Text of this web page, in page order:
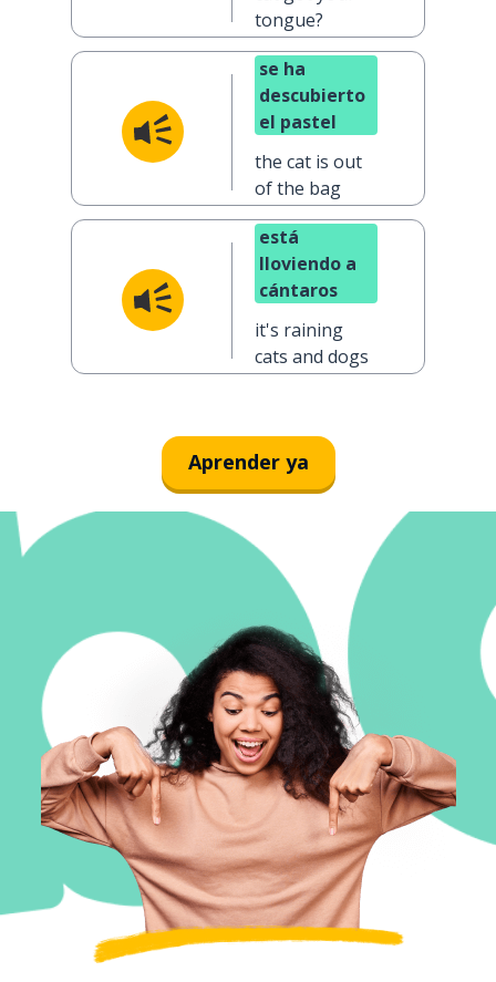
tongue?
se ha
descubierto
el pastel
the cat is out
of the bag
está
lloviendo a
cántaros
it's raining
cats and dogs
Aprender ya